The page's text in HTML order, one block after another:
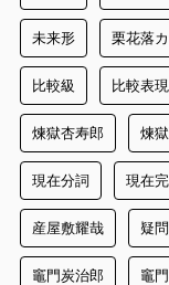
未来形 栗花落
比較級 比較表現
煉獄杏寿郎 煉
現在分詞 現在
産屋敷耀哉 疑
竈門炭治郎 竈